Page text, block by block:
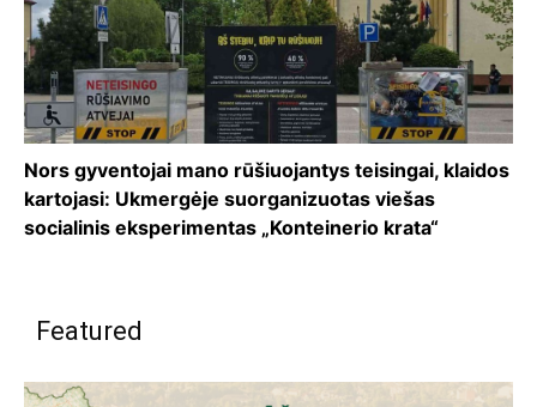
Nors gyventojai mano rūšiuojantys teisingai, klaidos
kartojasi: Ukmergėje suorganizuotas viešas
socialinis eksperimentas „Konteinerio krata“
Featured